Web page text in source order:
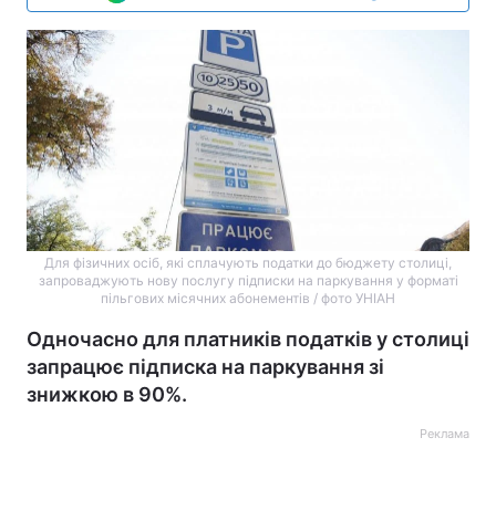
Для фізичних осіб, які сплачують податки до бюджету столиці,
запроваджують нову послугу підписки на паркування у форматі
пільгових місячних абонементів / фото УНІАН
Одночасно для платників податків у столиці
запрацює підписка на паркування зі
знижкою в 90%.
Реклама